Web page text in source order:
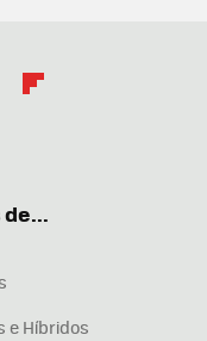
e Híbridos